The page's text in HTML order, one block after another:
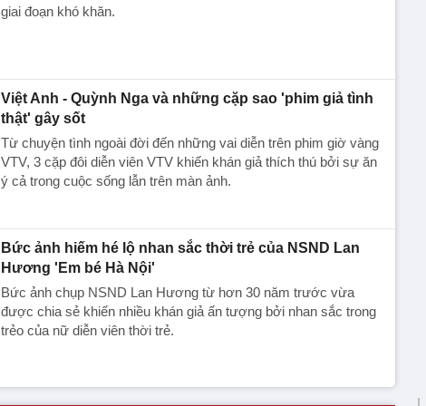
giai đoạn khó khăn.
Việt Anh - Quỳnh Nga và những cặp sao 'phim giả tình
thật' gây sốt
Từ chuyện tình ngoài đời đến những vai diễn trên phim giờ vàng
VTV, 3 cặp đôi diễn viên VTV khiến khán giả thích thú bởi sự ăn
ý cả trong cuộc sống lẫn trên màn ảnh.
Bức ảnh hiếm hé lộ nhan sắc thời trẻ của NSND Lan
Hương 'Em bé Hà Nội'
Bức ảnh chụp NSND Lan Hương từ hơn 30 năm trước vừa
được chia sẻ khiến nhiều khán giả ấn tượng bởi nhan sắc trong
trẻo của nữ diễn viên thời trẻ.